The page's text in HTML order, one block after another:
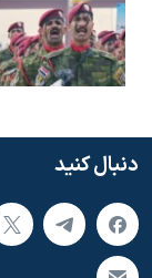
دنبال کنید